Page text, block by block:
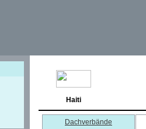
Haiti
Dachverbände